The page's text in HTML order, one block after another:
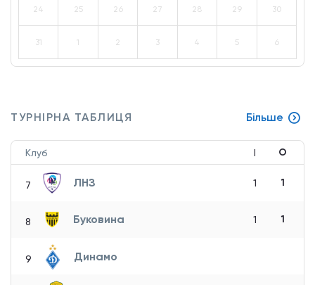
24 25 26 27 28 29 30
31 1 2 3 4 5 6
ТУРНІРНА ТАБЛИЦЯ Більше
Клуб І О
7 ЛНЗ 1 1
8 Буковина 1 1
9 Динамо